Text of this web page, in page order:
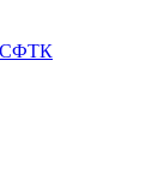
СФТК